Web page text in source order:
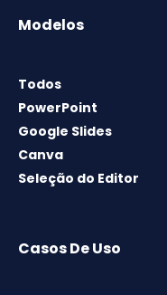
Modelos
Todos
PowerPoint
Google Slides
Canva
Seleção do Editor
Casos De Uso